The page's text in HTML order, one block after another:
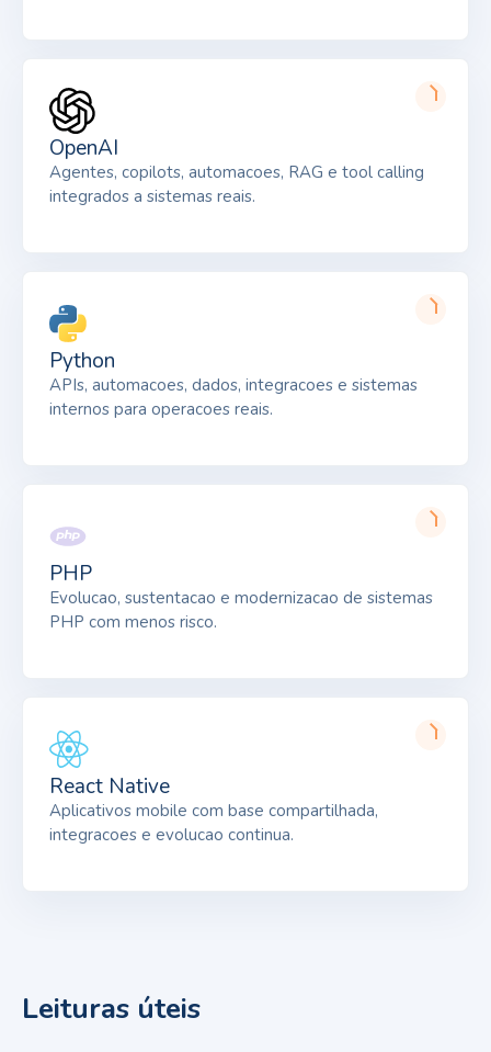
OpenAI
Agentes, copilots, automacoes, RAG e tool calling
integrados a sistemas reais.
Python
APIs, automacoes, dados, integracoes e sistemas
internos para operacoes reais.
PHP
Evolucao, sustentacao e modernizacao de sistemas
PHP com menos risco.
React Native
Aplicativos mobile com base compartilhada,
integracoes e evolucao continua.
Leituras úteis